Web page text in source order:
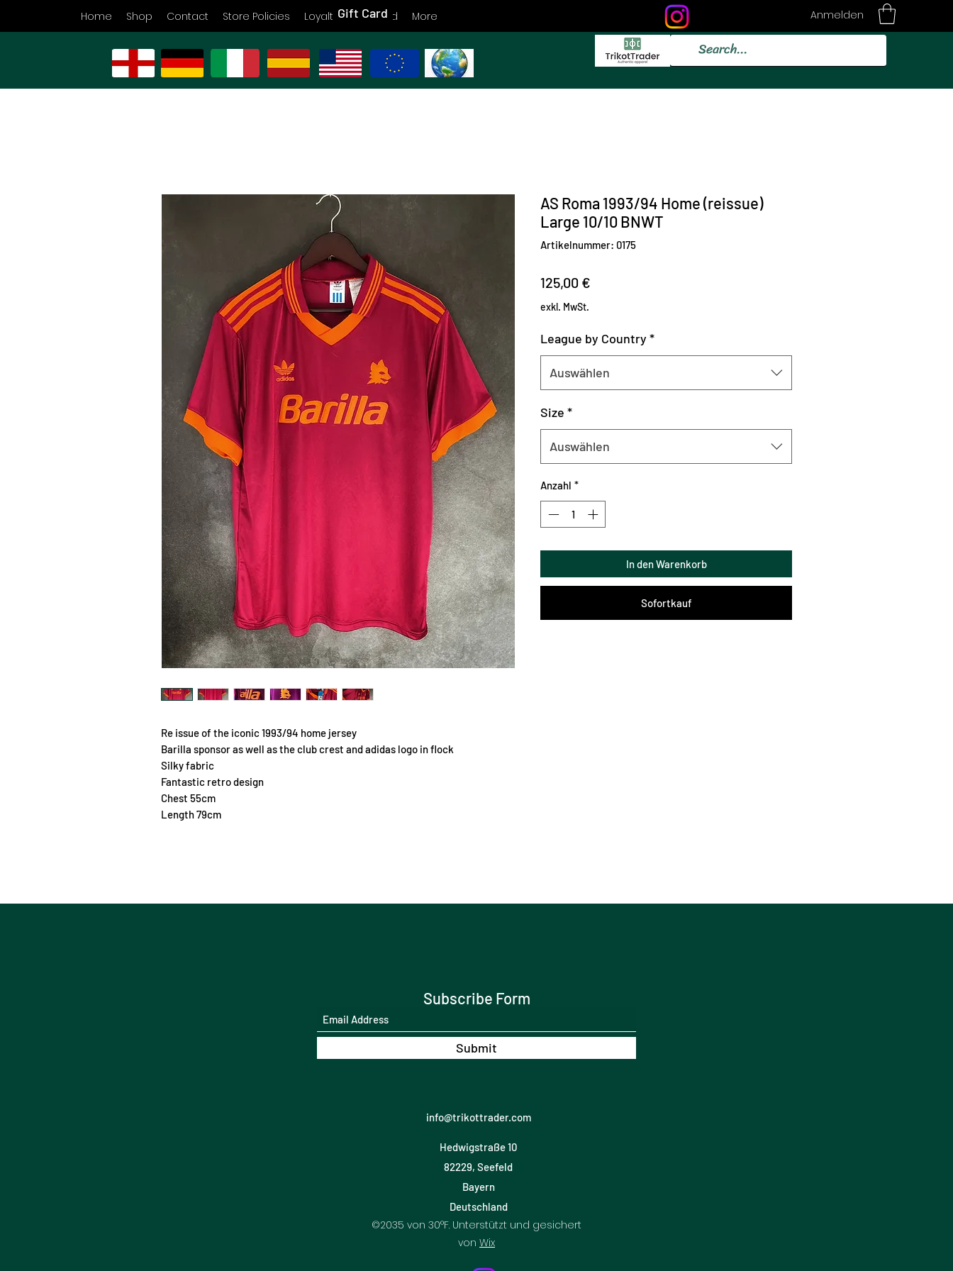
Home Shop Contact Store Policies Loyalty Gift Card More
Gift Card Anmelden
Re issue of the iconic 1993/94 home jersey
Barilla sponsor as well as the club crest and adidas logo in flock
Silky fabric
Fantastic retro design
Chest 55cm
Length 79cm
AS Roma 1993/94 Home (reissue)
Large 10/10 BNWT
Artikelnummer: 0175
125,00 €
exkl. MwSt.
League by Country *
Auswählen
Size *
Auswählen
Anzahl *
In den Warenkorb
Sofortkauf
Subscribe Form
Submit
info@trikottrader.com
Hedwigstraße 10
82229, Seefeld
Bayern
Deutschland
©2035 von 30°F. Unterstützt und gesichert
von Wix